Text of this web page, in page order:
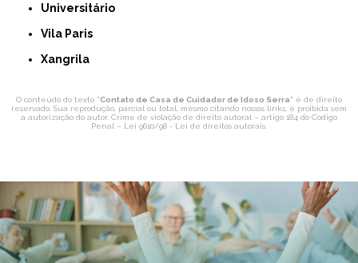
Universitário
Vila Paris
Xangrila
O conteúdo do texto "Contato de Casa de Cuidador de Idoso Serra" é de direito
reservado. Sua reprodução, parcial ou total, mesmo citando nossos links, é proibida sem
a autorização do autor. Crime de violação de direito autoral – artigo 184 do Código
Penal – Lei 9610/98 - Lei de direitos autorais